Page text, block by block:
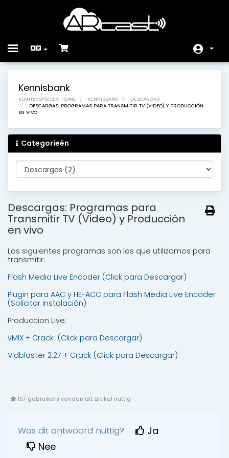
Toggle
Winkel
Aankondigingen
Kennisbank
Netwerk status
Kennisbank
KLANTENSYSTEEM HOME KENNISBANK
DESCARGAS
DESCARGAS: PROGRAMAS PARA TRANSMITIR TV (VIDEO) Y PRODUCCIÓN
EN VIVO
Categorieën
Descargas: Programas para
Transmitir TV (Video) y Producción
en vivo
Los siguientes programas son los que utilizamos para
transmitir:
Flash Media Live Encoder (Click para Descargar)
Plugin para AAC y HE-ACC para Flash Media Live Encoder
(Solicitar instalación)
Produccion Live:
vMIX + Crack (Click para Descargar)
Vidblaster 2.27 + Crack (Click para Descargar)
157 gebruikers vonden dit artikel nuttig
Was dit antwoord nuttig?
Ja
Nee